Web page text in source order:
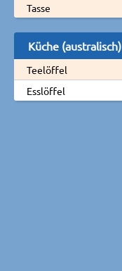
Tasse
Küche (australisch)
Teelöffel
Esslöffel